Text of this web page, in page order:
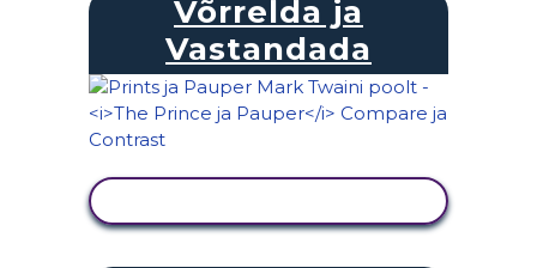
Võrrelda ja
Vastandada